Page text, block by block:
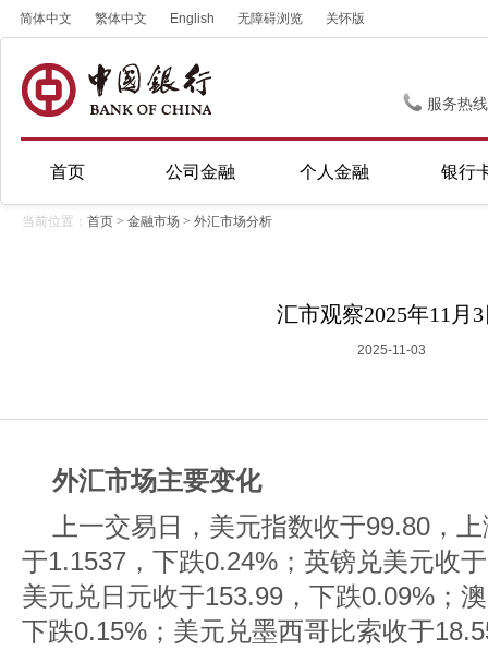
简体中文 繁体中文 English 无障碍浏览 关怀版
服务热
首页 公司金融 个人金融 银行
当前位置： 首页 > 金融市场 > 外汇市场分析
汇市观察2025年11月
2025-11-03
外汇市场主要变化
上一交易日，美元指数收于99.80，
于1.1537，下跌0.24%；英镑兑美元收
美元兑日元收于153.99，下跌0.09%；
下跌0.15%；美元兑墨西哥比索收于